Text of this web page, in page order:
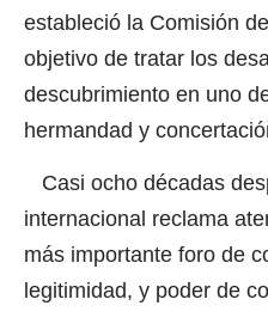
estableció la Comisión
objetivo de tratar los
descubrimiento en uno
hermandad y
Casi ocho décadas
internacional reclama
más importante foro de
legitimidad, y poder de